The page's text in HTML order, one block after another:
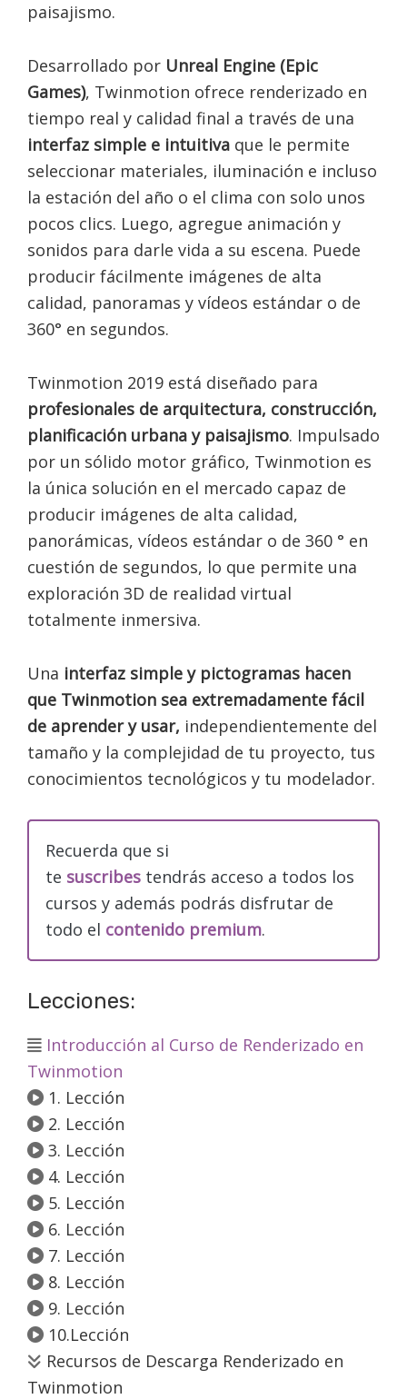
paisajismo.
Desarrollado por Unreal Engine (Epic
Games), Twinmotion ofrece renderizado en
tiempo real y calidad final a través de una
interfaz simple e intuitiva que le permite
seleccionar materiales, iluminación e incluso
la estación del año o el clima con solo unos
pocos clics. Luego, agregue animación y
sonidos para darle vida a su escena. Puede
producir fácilmente imágenes de alta
calidad, panoramas y vídeos estándar o de
360° en segundos.
Twinmotion 2019 está diseñado para
profesionales de arquitectura, construcción,
planificación urbana y paisajismo. Impulsado
por un sólido motor gráfico, Twinmotion es
la única solución en el mercado capaz de
producir imágenes de alta calidad,
panorámicas, vídeos estándar o de 360 ​​° en
cuestión de segundos, lo que permite una
exploración 3D de realidad virtual
totalmente inmersiva.
Una interfaz simple y pictogramas hacen
que Twinmotion sea extremadamente fácil
de aprender y usar, independientemente del
tamaño y la complejidad de tu proyecto, tus
conocimientos tecnológicos y tu modelador.
Recuerda que si
te suscribes tendrás acceso a todos los
cursos y además podrás disfrutar de
todo el contenido premium.
Lecciones:
Introducción al Curso de Renderizado en
Twinmotion
1. Lección
2. Lección
3. Lección
4. Lección
5. Lección
6. Lección
7. Lección
8. Lección
9. Lección
10.Lección
Recursos de Descarga Renderizado en
Twinmotion